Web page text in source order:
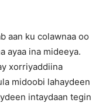
aan ku colawnaa oo
ayaa ina mideeya.
xorriyaddiina
midoobi lahaydeen
intaydaan tegin